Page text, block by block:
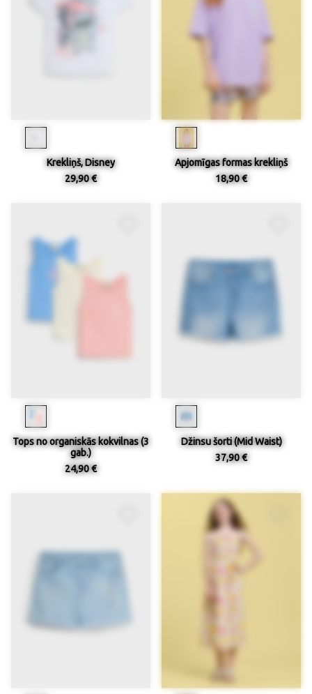
Krekliņš, Disney
29,90 €
Apjomīgas formas krekliņš
18,90 €
Tops no organiskās kokvilnas (3
gab.)
24,90 €
Džinsu šorti (Mid Waist)
37,90 €